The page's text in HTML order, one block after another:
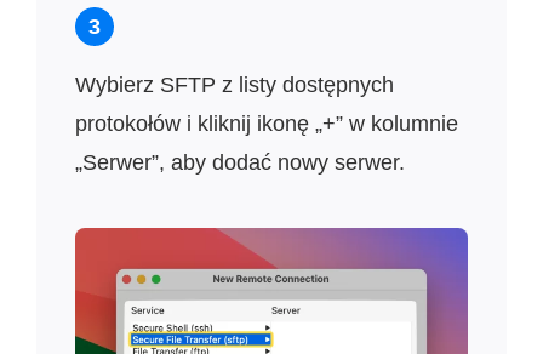
3
Wybierz SFTP z listy dostępnych
protokołów i kliknij ikonę „+” w kolumnie
„Serwer”, aby dodać nowy serwer.